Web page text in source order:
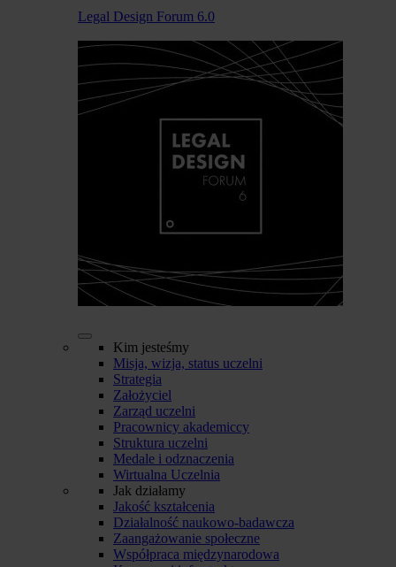
Legal Design Forum 6.0
Kim jesteśmy
Misja, wizja, status uczelni
Strategia
Założyciel
Zarząd uczelni
Pracownicy akademiccy
Struktura uczelni
Medale i odznaczenia
Wirtualna Uczelnia
Jak działamy
Jakość kształcenia
Działalność naukowo-badawcza
Zaangażowanie społeczne
Współpraca międzynarodowa